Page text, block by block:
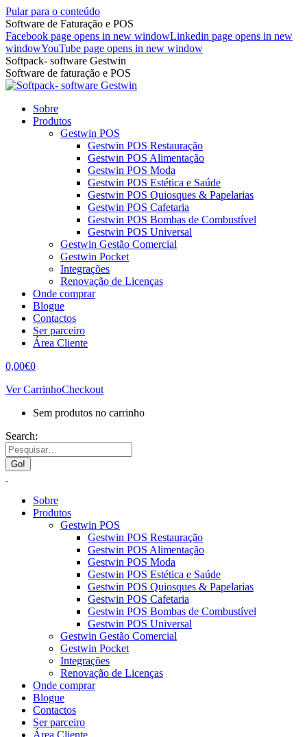
Pular para o conteúdo
Software de Faturação e POS
Facebook page opens in new windowLinkedin page opens in new
windowYouTube page opens in new window
Softpack- software Gestwin
Software de faturação e POS
Sobre
Produtos
Gestwin POS
Gestwin POS Restauração
Gestwin POS Alimentação
Gestwin POS Moda
Gestwin POS Estética e Saúde
Gestwin POS Quiosques & Papelarias
Gestwin POS Cafetaria
Gestwin POS Bombas de Combustível
Gestwin POS Universal
Gestwin Gestão Comercial
Gestwin Pocket
Integrações
Renovação de Licenças
Onde comprar
Blogue
Contactos
Ser parceiro
Área Cliente
0,00€0
Ver CarrinhoCheckout
Sem produtos no carrinho
Search:
Sobre
Produtos
Gestwin POS
Gestwin POS Restauração
Gestwin POS Alimentação
Gestwin POS Moda
Gestwin POS Estética e Saúde
Gestwin POS Quiosques & Papelarias
Gestwin POS Cafetaria
Gestwin POS Bombas de Combustível
Gestwin POS Universal
Gestwin Gestão Comercial
Gestwin Pocket
Integrações
Renovação de Licenças
Onde comprar
Blogue
Contactos
Ser parceiro
Área Cliente